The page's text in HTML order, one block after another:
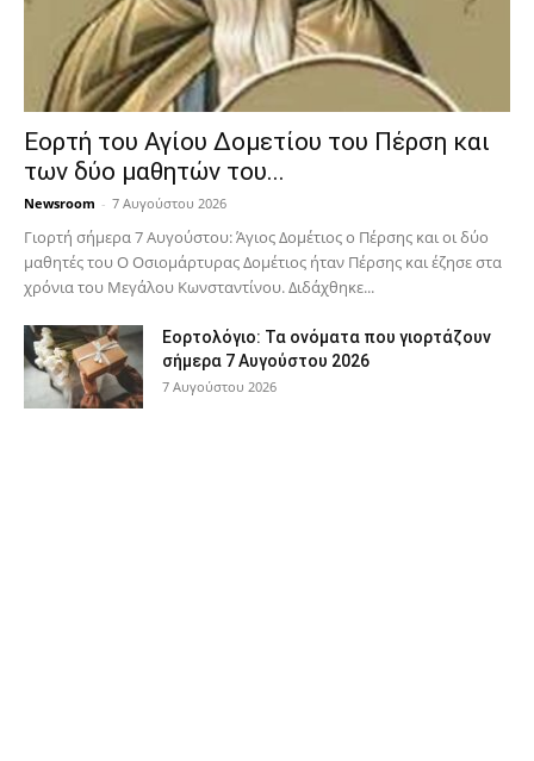
Εορτή του Αγίου Δομετίου του Πέρση και
των δύο μαθητών του...
Newsroom - 7 Αυγούστου 2026
Γιορτή σήμερα 7 Αυγούστου: Άγιος Δομέτιος ο Πέρσης και οι δύο
μαθητές του Ο Oσιομάρτυρας Δομέτιος ήταν Πέρσης και έζησε στα
χρόνια του Μεγάλου Κωνσταντίνου. Διδάχθηκε...
Εορτολόγιο: Τα ονόματα που γιορτάζουν
σήμερα 7 Αυγούστου 2026
7 Αυγούστου 2026